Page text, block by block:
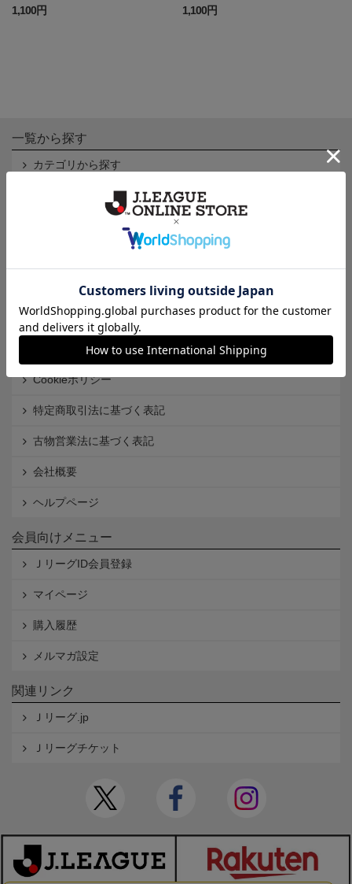
1,100円
1,100円
一覧から探す
カテゴリから探す
Ｊ2
Ｊリーグオンラインストアとは
利用規約
個人情報保護方針
Cookieポリシー
特定商取引法に基づく表記
古物営業法に基づく表記
会社概要
ヘルプページ
会員向けメニュー
ＪリーグID会員登録
マイページ
購入履歴
メルマガ設定
関連リンク
Ｊリーグ.jp
Ｊリーグチケット